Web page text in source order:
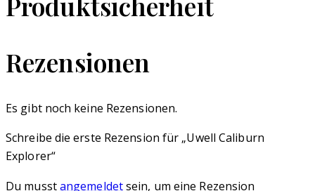
Rezensionen
Es gibt noch keine Rezensionen.
Schreibe die erste Rezension für „Uwell Caliburn
Explorer“
Du musstangemeldetsein, um eine Rezension